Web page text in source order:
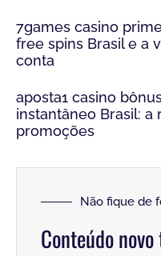
7games casino
free spins Brasil e a
conta
aposta1 casino
instantâneo Brasil: a
promoções
Não fique de
Conteúdo